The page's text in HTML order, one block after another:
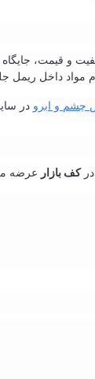
و قیمت،
مواد داخل ریمل
چشم و ابرو در
کف بازار عرضه